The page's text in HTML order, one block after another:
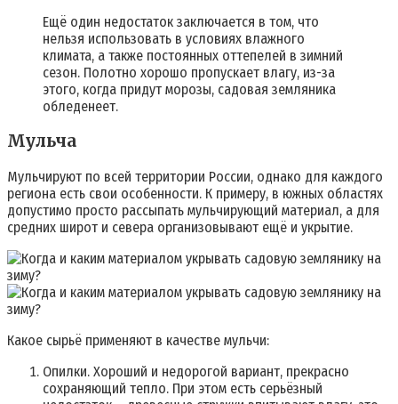
Ещё один недостаток заключается в том, что
нельзя использовать в условиях влажного
климата, а также постоянных оттепелей в зимний
сезон. Полотно хорошо пропускает влагу, из-за
этого, когда придут морозы, садовая земляника
обледенеет.
Мульча
Мульчируют по всей территории России, однако для каждого
региона есть свои особенности. К примеру, в южных областях
допустимо просто рассыпать мульчирующий материал, а для
средних широт и севера организовывают ещё и укрытие.
Какое сырьё применяют в качестве мульчи:
Опилки. Хороший и недорогой вариант, прекрасно
сохраняющий тепло. При этом есть серьёзный